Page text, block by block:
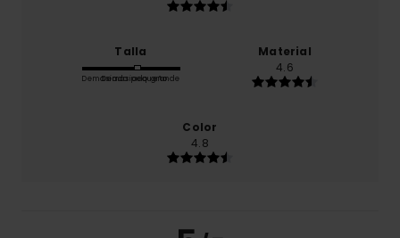
Talla
Demasiado pequeño
Demasiado grande
Material
4.6
Color
4.8